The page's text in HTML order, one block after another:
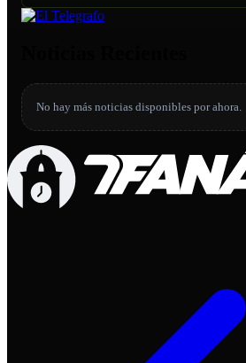
No hay más noticias disponibles por ahora.